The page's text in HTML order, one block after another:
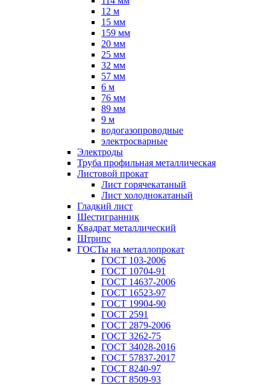
12 м
15 мм
159 мм
20 мм
25 мм
32 мм
57 мм
6 м
76 мм
89 мм
9 м
водогазопроводные
электросварные
Электроды
Труба профильная металлическая
Листовой прокат
Лист горячекатаный
Лист холоднокатаный
Гладкий лист
Шестигранник
Квадрат металлический
Штрипс
ГОСТы на металлопрокат
ГОСТ 103-2006
ГОСТ 10704-91
ГОСТ 14637-2006
ГОСТ 16523-97
ГОСТ 19904-90
ГОСТ 2591
ГОСТ 2879-2006
ГОСТ 3262-75
ГОСТ 34028-2016
ГОСТ 57837-2017
ГОСТ 8240-97
ГОСТ 8509-93